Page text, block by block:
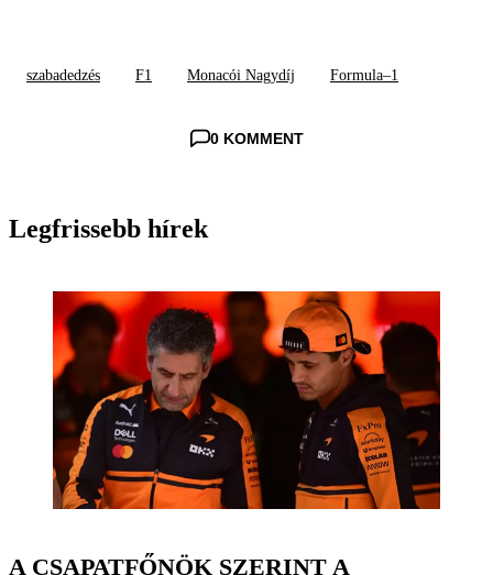
szabadedzés F1 Monacói Nagydíj Formula–1
0 KOMMENT
Legfrissebb hírek
A CSAPATFŐNÖK SZERINT A